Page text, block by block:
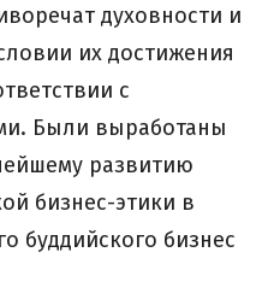
духовности и
их достижения
с
Были выработаны
развитию
бизнес-этики в
буддийского бизнес